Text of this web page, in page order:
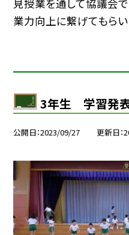
見授業を通して協議会
業力向上に繋げてもらい
3年生 学習発
公開日 2023/09/27 更新日